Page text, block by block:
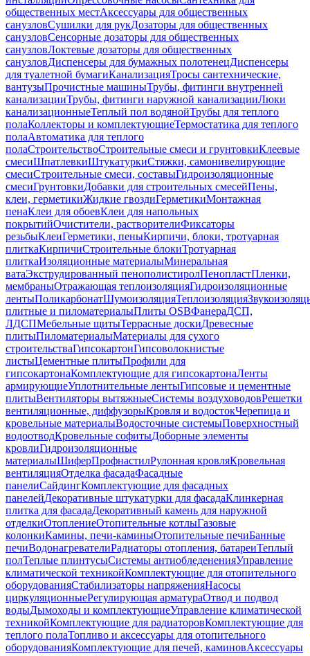
общественных местАксессуары для общественных
санузловСушилки для рукДозаторы для общественных
санузловСенсорные дозаторы для общественных
санузловЛоктевые дозаторы для общественных
санузловДиспенсеры для бумажных полотенецДиспенсеры
для туалетной бумагиКанализацияТросы сантехнические,
вантузыПрочистные машиныТрубы, фитинги внутренней
канализацииТрубы, фитинги наружной канализацииЛюки
канализационныеТеплый пол водянойТрубы для теплого
полаКоллекторы и комплектующиеТермостатика для теплого
полаАвтоматика для теплого
полаСтроительствоСтроительные смеси и грунтовкиКлеевые
смесиШпатлевкиШтукатуркиСтяжки, самонивелирующие
смесиСтроительные смеси, составыГидроизоляционные
смесиГрунтовкиДобавки для строительных смесейПены,
клеи, герметикиЖидкие гвоздиГерметикиМонтажная
пенаКлеи для обоевКлеи для напольных
покрытийОчистители, растворителиФиксаторы
резьбыКлеиГерметики, пеныКирпичи, блоки, тротуарная
плиткаКирпичиСтроительные блокиТротуарная
плиткаИзоляционные материалыМинеральная
ватаЭкструдированный пенополистиролПенопластПленки,
мембраныОтражающая теплоизоляцияГидроизоляционные
лентыПоликарбонатШумоизоляцияТеплоизоляция
плитные и пиломатериалыПлиты OSBФанераДСП,
ЛДСПМебельные щитыТеррасные доскиДревесные
плитыПиломатериалыМатериалы для сухого
строительстваГипсокартонГипсоволокнистые
листыЦементные плитыПрофили для
гипсокартонаКомплектующие для гипсокартонаЛенты
армирующиеУплотнительные лентыГипсовые и цементные
плитыВентиляторы вытяжныеСистемы воздуховодовРешетки
вентиляционные, диффузорыКровля и водостокЧерепица и
кровельные материалыВодосточные системыПоверхностный
водоотводКровельные софитыДоборные элементы
кровлиГидроизоляционные
материалыШиферПрофнастилРулонная кровляКровельная
вентиляцияОтделка фасадаФасадные
панелиСайдингКомплектующие для фасадных
панелейДекоративные штукатурки для фасадаКлинкерная
плитка для фасадаДекоративный камень для наружной
отделкиОтоплениеОтопительные котлыГазовые
колонкиКамины, печи-каминыОтопительные печиБанные
печиВодонагревателиРадиаторы отопления, батареиТеплый
полТеплые плинтусыСистемы антиобледененияУправление
климатической техникойКомплектующие для отопительного
оборудованияСтабилизаторы напряженияНасосы
циркуляционныеРегулирующая арматураОтвод и подвод
водыДымоходы и комплектующиеУправление климатической
техникойКомплектующие для радиаторовКомплектующие для
теплого полаТопливо и аксессуары для отопительного
оборудованияКомплектующие для печей, каминовАксессуары